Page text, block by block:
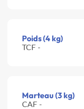
Poids (4 kg)
TCF -
Marteau (3 kg)
CAF -